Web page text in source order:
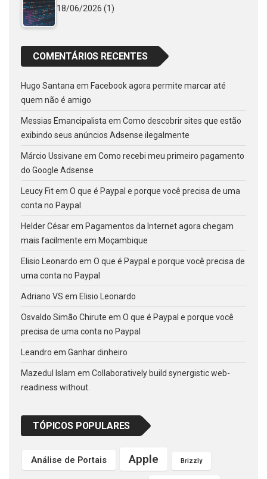
18/06/2026 (1)
COMENTÁRIOS RECENTES
Hugo Santana em Facebook agora permite marcar até
quem não é amigo
Messias Emancipalista em Como descobrir sites que estão
exibindo seus anúncios Adsense ilegalmente
Márcio Ussivane em Como recebi meu primeiro pagamento
do Google Adsense
Leucy Fitem O que é Paypal e porque você precisa de uma
conta no Paypal
Helder Césarem Pagamentos da Internet agora chegam
mais facilmente em Moçambique
Elisio Leonardo em O que é Paypal e porque você precisa de
uma conta no Paypal
Adriano VS em Elisio Leonardo
Osvaldo Simão Chirute em O que é Paypal e porque você
precisa de uma conta no Paypal
Leandro em Ganhar dinheiro
Mazedul Islam em Collaboratively build synergistic web-
readiness without.
TÓPICOS POPULARES
Análise de Portais Apple Brizzly